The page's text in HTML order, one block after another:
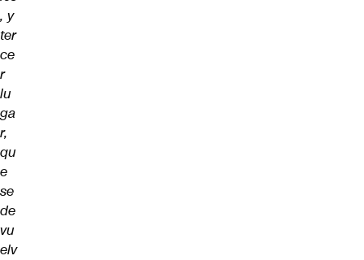
, y
ter
ce
r
lu
ga
r,
qu
e
se
de
vu
elv